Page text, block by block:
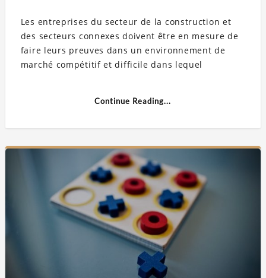
Les entreprises du secteur de la construction et
des secteurs connexes doivent être en mesure de
faire leurs preuves dans un environnement de
marché compétitif et difficile dans lequel
Continue Reading...